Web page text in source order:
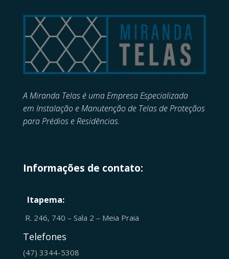
A Miranda Telas é uma Empresa Especializada
em Instalação e Manutenção de Telas de Proteçãos
para Prédios e Residências.
Informações de contato:
Itapema:
R. 246, 740 – Sala 2 – Meia Praia
Telefones
(47) 3344-5308